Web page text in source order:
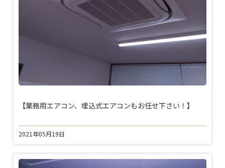
【業務用エアコン、埋込式エアコンもお任せ下さい！】
2021年05月19日